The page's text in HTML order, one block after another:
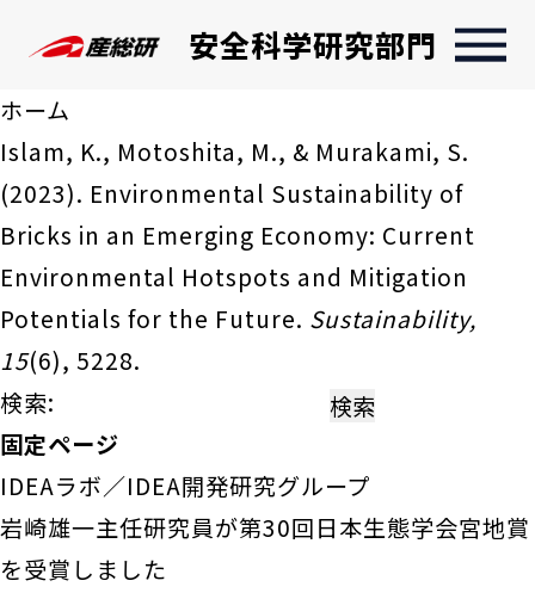
安全科学研究部門
ホーム
Islam, K., Motoshita, M., & Murakami, S.
(2023). Environmental Sustainability of
Bricks in an Emerging Economy: Current
Environmental Hotspots and Mitigation
Potentials for the Future. Sustainability,
15(6), 5228.
検索:
固定ページ
IDEAラボ／IDEA開発研究グループ
岩崎雄一主任研究員が第30回日本生態学会宮地賞
を受賞しました